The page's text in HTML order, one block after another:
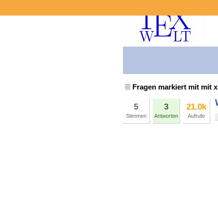
Fragen markiert mit mit
5
Stimmen
3
Antworten
21.0k
Aufrufe